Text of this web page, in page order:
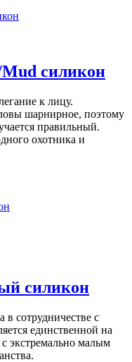
силикон
к лицу.
шарнирное, поэтому
правильный.
охотника и
силикон
сотрудничестве с
единственной на
экстремально малым